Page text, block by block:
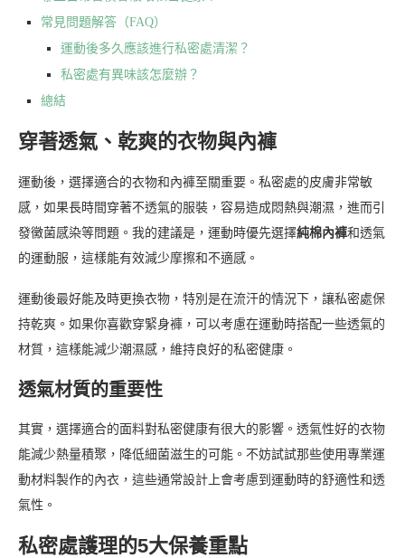
常見問題解答（FAQ）
運動後多久應該進行私密處清潔？
私密處有異味該怎麼辦？
總結
穿著透氣、乾爽的衣物與內褲
運動後，選擇適合的衣物和內褲至關重要。私密處的皮膚非常敏
感，如果長時間穿著不透氣的服裝，容易造成悶熱與潮濕，進而引
發黴菌感染等問題。我的建議是，運動時優先選擇純棉內褲和透氣
的運動服，這樣能有效減少摩擦和不適感。
運動後最好能及時更換衣物，特別是在流汗的情況下，讓私密處保
持乾爽。如果你喜歡穿緊身褲，可以考慮在運動時搭配一些透氣的
材質，這樣能減少潮濕感，維持良好的私密健康。
透氣材質的重要性
其實，選擇適合的面料對私密健康有很大的影響。透氣性好的衣物
能減少熱量積聚，降低細菌滋生的可能。不妨試試那些使用專業運
動材料製作的內衣，這些通常設計上會考慮到運動時的舒適性和透
氣性。
私密處護理的5大保養重點